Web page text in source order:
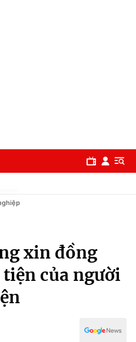
xin đồng
của người